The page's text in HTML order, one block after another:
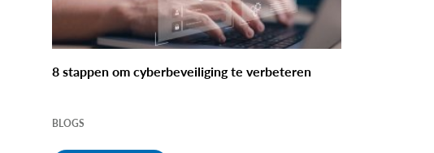
8 stappen om cyberbeveiliging te verbeteren
BLOGS